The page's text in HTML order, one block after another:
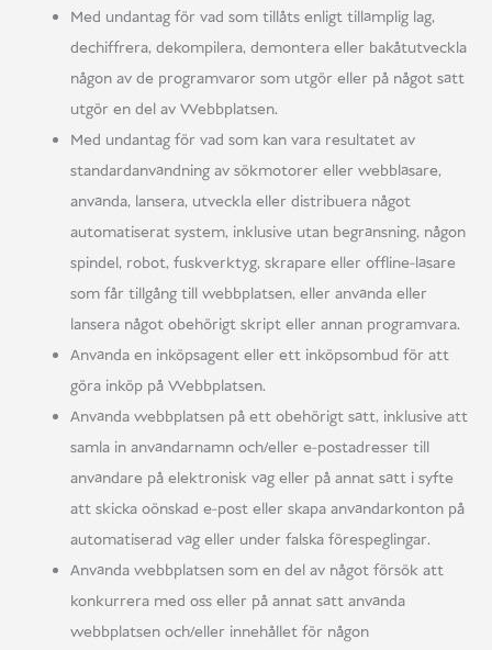
Med undantag för vad som tillåts enligt tillämplig lag,
dechiffrera, dekompilera, demontera eller bakåtutveckla
någon av de programvaror som utgör eller på något sätt
utgör en del av Webbplatsen.
Med undantag för vad som kan vara resultatet av
standardanvändning av sökmotorer eller webbläsare,
använda, lansera, utveckla eller distribuera något
automatiserat system, inklusive utan begränsning, någon
spindel, robot, fuskverktyg, skrapare eller offline-läsare
som får tillgång till webbplatsen, eller använda eller
lansera något obehörigt skript eller annan programvara.
Använda en inköpsagent eller ett inköpsombud för att
göra inköp på Webbplatsen.
Använda webbplatsen på ett obehörigt sätt, inklusive att
samla in användarnamn och/eller e-postadresser till
användare på elektronisk väg eller på annat sätt i syfte
att skicka oönskad e-post eller skapa användarkonton på
automatiserad väg eller under falska förespeglingar.
Använda webbplatsen som en del av något försök att
konkurrera med oss eller på annat sätt använda
webbplatsen och/eller innehållet för någon